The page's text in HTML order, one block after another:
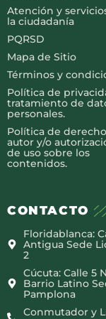
Atención y
la ciudadanía
PQRSD
Mapa de Sitio
Términos y
Política de
tratamiento de
personales.
Política de
autor y/o
de uso sobre los
contenidos.
CONTACTO
Floridablanca:
Antigua Sede
2
Cúcuta: Calle 5
Barrio Latino
Pamplona
Conmutador y